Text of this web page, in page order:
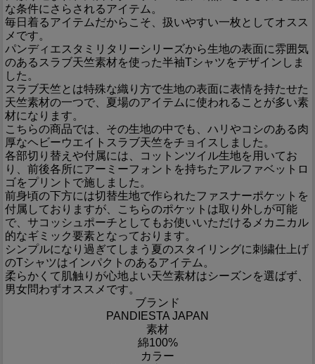
な条件にさらされるアイテム。
毎日着るアイテムだからこそ、扱いやすい一枚としてオスス
メです。
パンディエスタミリタリーシリーズから生地の表面に雰囲気
のあるスラブ天竺素材を使った半袖Tシャツをデザインしま
した。
スラブ天竺とは特殊な織り方で生地の表面に表情を持たせた
天竺素材の一つで、夏場のアイテムに使われることが多い素
材になります。
こちらの商品では、その生地の中でも、ハリやコシのある肉
厚なヘビーウエイトスラブ天竺をチョイスしました。
各部切り替えや付属には、コットンツイル生地を用いてお
り、前後各所にアーミーフォントを持ちたアルファベットロ
ゴをプリントで施しました。
前身頃の下方には切替生地で作られたファスナーポケットを
付属しておりますが、こちらのポケットは取り外しが可能
で、サコッシュポーチとしてもお使いいただけるメカニカル
的なギミック要素となっております。
シンプルになり過ぎてしまう夏のスタイリングに刺繍仕上げ
のTシャツはインパクトのあるアイテム。
柔らかくて肌触りが心地よい天竺素材はシーズンを選ばず、
男女問わずオススメです。
ブランド
PANDIESTA JAPAN
素材
綿100%
カラー